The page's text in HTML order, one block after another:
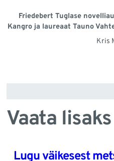
Friedebert Tuglase
Kangro ja laureaat Tauno
Kris
Vaata lisaks
Lugu väikesest